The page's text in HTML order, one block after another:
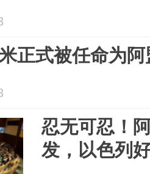
正式被任命为
忍无可忍！
发，以色列